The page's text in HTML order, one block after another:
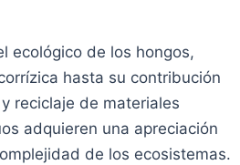
ecológico de los hongos,
hasta su contribución
reciclaje de materiales
adquieren una apreciación
de los ecosistemas.